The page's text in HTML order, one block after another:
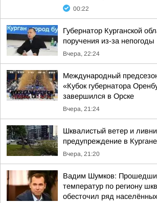
00:22
Губернатор Курганской
поручения из-за непогоды
Вчера, 22:24
Международный
«Кубок губернатора
завершился в Орске
Вчера, 21:24
Шквалистый ветер и
предупреждение в Кургане
Вчера, 21:20
Вадим Шумков:
температур по региону
обесточил ряд